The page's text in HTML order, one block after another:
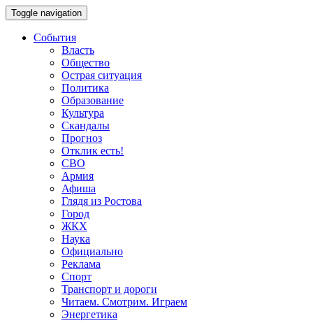
Toggle navigation
События
Власть
Общество
Острая ситуация
Политика
Образование
Культура
Скандалы
Прогноз
Отклик есть!
СВО
Армия
Афиша
Глядя из Ростова
Город
ЖКХ
Наука
Официально
Реклама
Спорт
Транспорт и дороги
Читаем. Смотрим. Играем
Энергетика